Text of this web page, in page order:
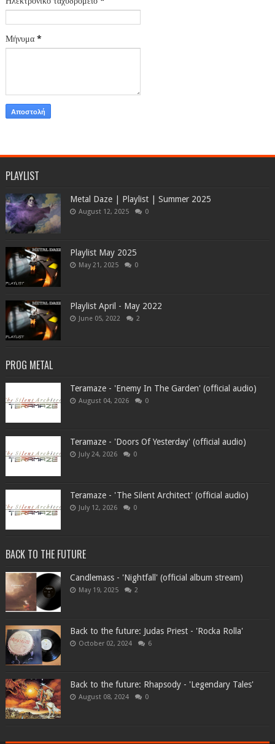
Μήνυμα *
PLAYLIST
Metal Daze | Playlist | Summer 2025
August 12, 2025 0
Playlist May 2025
May 21, 2025 0
Playlist April - May 2022
June 05, 2022 2
PROG METAL
Teramaze - 'Enemy In The Garden' (official audio)
August 04, 2026 0
Teramaze - 'Doors Of Yesterday' (official audio)
July 24, 2026 0
Teramaze - 'The Silent Architect' (official audio)
July 12, 2026 0
BACK TO THE FUTURE
Candlemass - 'Nightfall' (official album stream)
May 19, 2025 2
Back to the future: Judas Priest - 'Rocka Rolla'
October 02, 2024 6
Back to the future: Rhapsody - 'Legendary Tales'
August 08, 2024 0